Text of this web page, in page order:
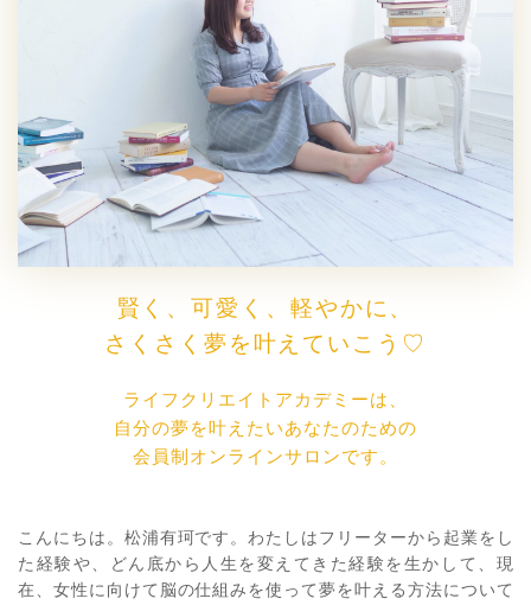
賢く、可愛く、軽やかに、
さくさく夢を叶えていこう♡
ライフクリエイトアカデミーは、
自分の夢を叶えたいあなたのための
会員制オンラインサロンです。
こんにちは。松浦有珂です。わたしはフリーターから起業をし
た経験や、どん底から人生を変えてきた経験を生かして、現
在、女性に向けて脳の仕組みを使って夢を叶える方法について